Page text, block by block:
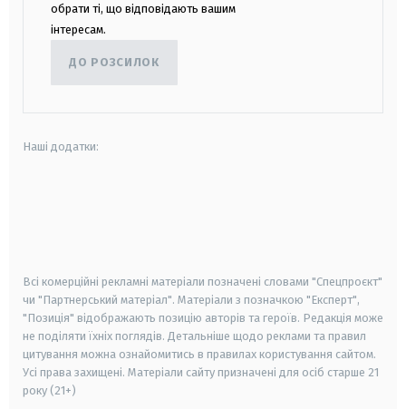
обрати ті, що відповідають вашим
інтересам.
ДО РОЗСИЛОК
Наші додатки:
Всі комерційні рекламні матеріали позначені словами "Спецпроєкт"
чи "Партнерський матеріал". Матеріали з позначкою "Експерт",
"Позиція" відображають позицію авторів та героїв. Редакція може
не поділяти їхніх поглядів. Детальніше щодо реклами та правил
цитування можна ознайомитись в правилах користування сайтом.
Усі права захищені. Матеріали сайту призначені для осіб старше 21
року (21+)